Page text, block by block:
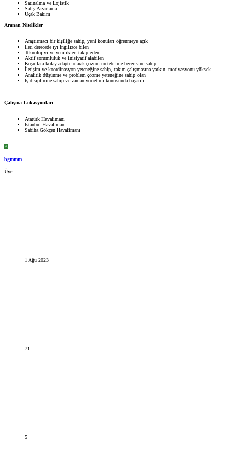
Satınalma ve Lojistik
Satış-Pazarlama
Uçak Bakım
Aranan Nitelikler
Araştırmacı bir kişiliğe sahip, yeni konuları öğrenmeye açık
İleri derecede iyi İngilizce bilen
Teknolojiyi ve yenilikleri takip eden
Aktif sorumluluk ve inisiyatif alabilen
Koşullara kolay adapte olarak çözüm üretebilme becerisine sahip
İletişim ve koordinasyon yeteneğine sahip, takım çalışmasına yatkın, motivasyonu yüksek
Analitik düşünme ve problem çözme yeteneğine sahip olan
İş disiplinine sahip ve zaman yönetimi konusunda başarılı
Çalışma Lokasyonları
Atatürk Havalimanı
İstanbul Havalimanı
Sabiha Gökçen Havalimanı
B
bgmmm
Üye
1 Ağu 2023
71
5